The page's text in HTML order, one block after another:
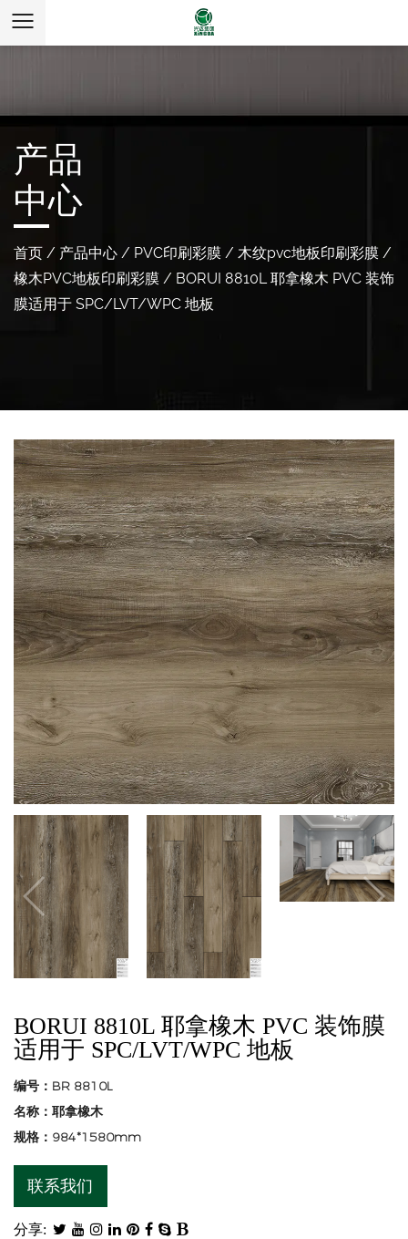
产品
中心
首页 / 产品中心 / PVC印刷彩膜 / 木纹pvc地板印刷彩膜 /
橡木PVC地板印刷彩膜 / BORUI 8810L 耶拿橡木 PVC 装饰
膜适用于 SPC/LVT/WPC 地板
BORUI 8810L 耶拿橡木 PVC 装饰膜
适用于 SPC/LVT/WPC 地板
编号：BR 8810L
名称：耶拿橡木
规格：984*1580mm
联系我们
分享: